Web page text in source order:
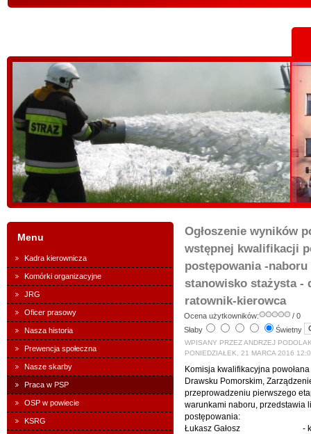
Menu
Kadra kierownicza
Komórki organizacyjne
JRG
Oficer prasowy
Nasza historia
Prewencja społeczna
Nasze skarby
Praca w PSP
OSP w powiecie
KSRG
Ogłoszenie wyników
wstępnej kwalifikacji
postępowania -naboru
stanowisko stażysta -
ratownik-kierowca
Ocena użytkowników:
/ 0
Słaby
Świetny
WPISANY PRZEZ ANDRZEJ
PONIEDZIAŁEK, 21 MARCA 2016
Komisja kwalifikacyjna
Drawsku Pomorskim,
przeprowadzeniu pierwszego
warunkami naboru, przedstawia
postępowania:
Łukasz Gałosz -